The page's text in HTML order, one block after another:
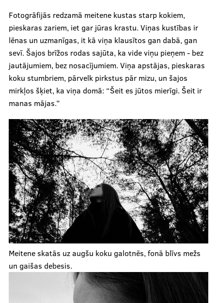
Fotogrāfijās redzamā meitene kustas starp kokiem,
pieskaras zariem, iet gar jūras krastu. Viņas kustības ir
lēnas un uzmanīgas, it kā viņa klausītos gan dabā, gan
sevī. Šajos brīžos rodas sajūta, ka vide viņu pieņem - bez
jautājumiem, bez nosacījumiem. Viņa apstājas, pieskaras
koku stumbriem, pārvelk pirkstus pār mizu, un šajos
mirkļos šķiet, ka viņa domā: “Šeit es jūtos mierīgi. Šeit ir
manas mājas.”
Meitene skatās uz augšu koku galotnēs, fonā blīvs mežs
un gaišas debesis.